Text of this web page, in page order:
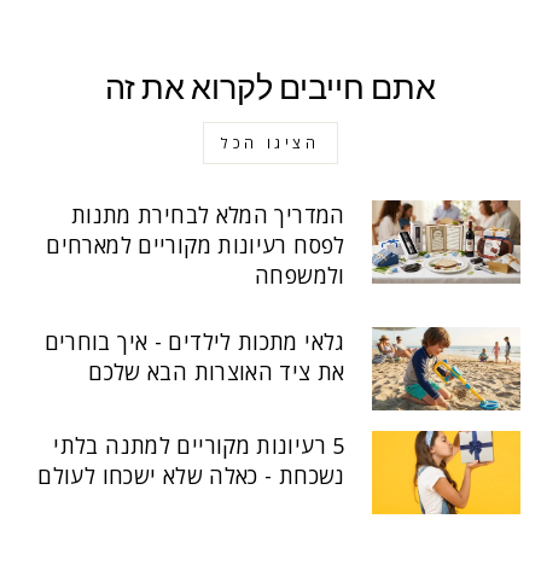
אתם חייבים לקרוא את זה
הציגו הכל
המדריך המלא לבחירת מתנות
לפסח רעיונות מקוריים למארחים
ולמשפחה
גלאי מתכות לילדים - איך בוחרים
את ציד האוצרות הבא שלכם
5 רעיונות מקוריים למתנה בלתי
נשכחת - כאלה שלא ישכחו לעולם